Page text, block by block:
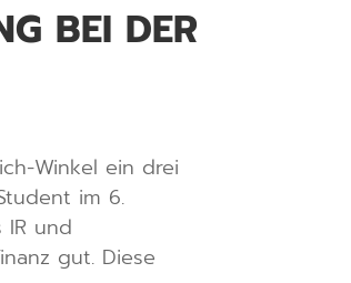
BEI DER
Winkel ein drei
im 6.
und
gut. Diese